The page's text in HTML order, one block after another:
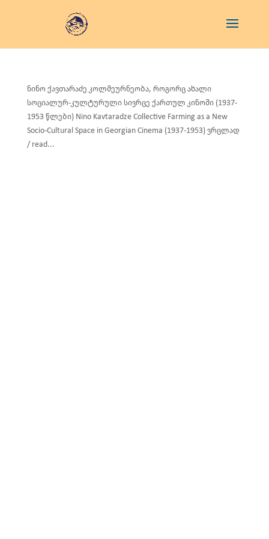
ნინო ქავთარაძე კოლმეურნეობა, როგორც ახალი
სოციალურ-კულტურული სივრცე ქართულ კინოში (1937-
1953 წლები) Nino Kavtaradze Collective Farming as a New
Socio-Cultural Space in Georgian Cinema (1937-1953) ვრცლად
/ read...